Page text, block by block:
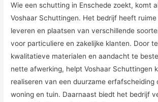
Wie een schutting in Enschede zoekt, komt
Voshaar Schuttingen. Het bedrijf heeft
leveren en plaatsen van verschillende
voor particuliere en zakelijke klanten. Door
kwalitatieve materialen en aandacht te
nette afwerking, helpt Voshaar Schuttingen
realiseren van een duurzame erfafscheiding
woning en tuin. Daarnaast biedt het bedrijf